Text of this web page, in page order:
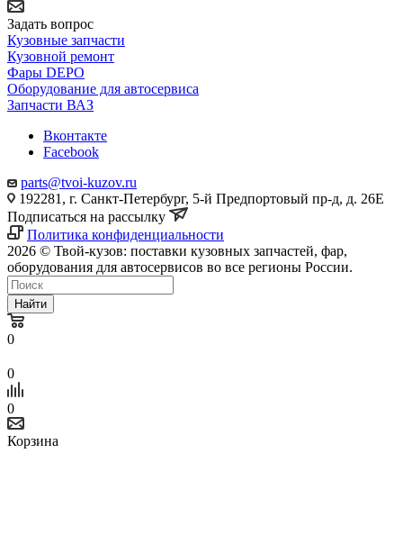
Задать вопрос
Кузовные запчасти
Кузовной ремонт
Фары DEPO
Оборудование для автосервиса
Запчасти ВАЗ
Вконтакте
Facebook
parts@tvoi-kuzov.ru
192281, г. Санкт-Петербург, 5-й Предпортовый пр-д, д. 26Е
Подписаться на рассылку
Политика конфиденциальности
2026 © Твой-кузов: поставки кузовных запчастей, фар,
оборудования для автосервисов во все регионы России.
Найти
0
0
0
Корзина